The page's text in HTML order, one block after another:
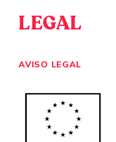
LEGAL
AVISO LEGAL